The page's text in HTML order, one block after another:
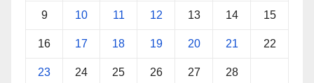
9 10 11 12 13 14 15
16 17 18 19 20 21 22
23 24 25 26 27 28